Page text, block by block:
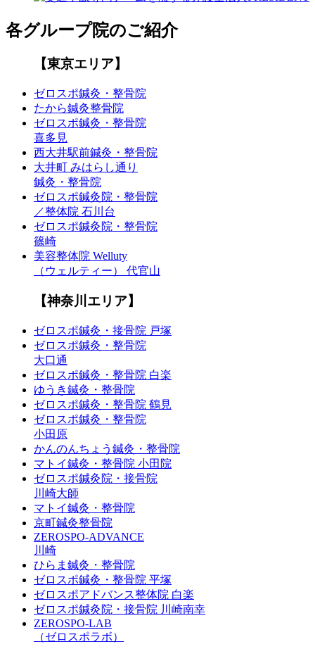
各グループ院のご紹介
【東京エリア】
ゼロスポ鍼灸・整骨院
たから鍼灸整骨院
ゼロスポ鍼灸・整骨院
喜多見
西大井駅前鍼灸・整骨院
大井町 みはらし通り
鍼灸・整骨院
ゼロスポ鍼灸院・整骨院
／整体院 石川台
ゼロスポ鍼灸院・整骨院
篠崎
美容整体院 Welluty
（ウェルティー） 代官山
【神奈川エリア】
ゼロスポ鍼灸・接骨院 戸塚
ゼロスポ鍼灸・整骨院
大口通
ゼロスポ鍼灸・整骨院 白楽
ゆうき鍼灸・整骨院
ゼロスポ鍼灸・整骨院 鶴見
ゼロスポ鍼灸・整骨院
小田原
かんのんちょう鍼灸・整骨院
マトイ鍼灸・整骨院 小田院
ゼロスポ鍼灸院・接骨院
川崎大師
マトイ鍼灸・整骨院
京町鍼灸整骨院
ZEROSPO-ADVANCE
川崎
ひらま鍼灸・整骨院
ゼロスポ鍼灸・整骨院 平塚
ゼロスポアドバンス整体院 白楽
ゼロスポ鍼灸院・接骨院 川崎南幸
ZEROSPO-LAB
（ゼロスポラボ）